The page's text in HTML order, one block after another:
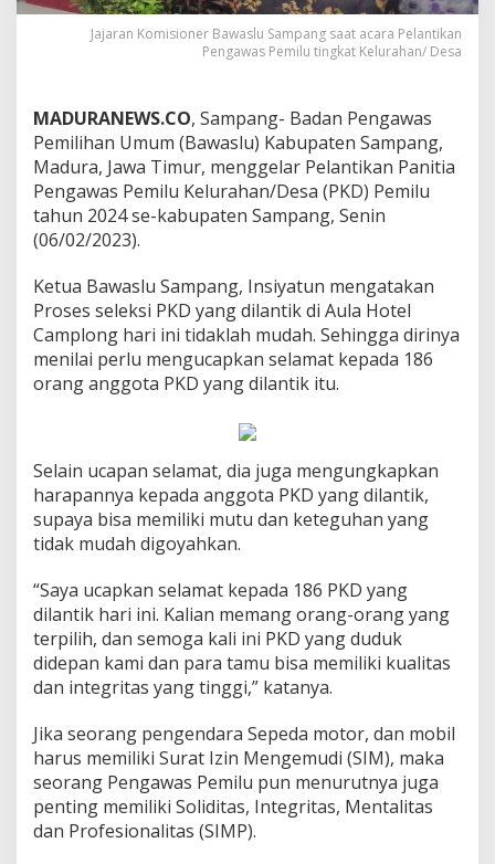
Jajaran Komisioner Bawaslu Sampang saat acara Pelantikan
Pengawas Pemilu tingkat Kelurahan/ Desa
MADURANEWS.CO, Sampang- Badan Pengawas
Pemilihan Umum (Bawaslu) Kabupaten Sampang,
Madura, Jawa Timur, menggelar Pelantikan Panitia
Pengawas Pemilu Kelurahan/Desa (PKD) Pemilu
tahun 2024 se-kabupaten Sampang, Senin
(06/02/2023).
Ketua Bawaslu Sampang, Insiyatun mengatakan
Proses seleksi PKD yang dilantik di Aula Hotel
Camplong hari ini tidaklah mudah. Sehingga dirinya
menilai perlu mengucapkan selamat kepada 186
orang anggota PKD yang dilantik itu.
Selain ucapan selamat, dia juga mengungkapkan
harapannya kepada anggota PKD yang dilantik,
supaya bisa memiliki mutu dan keteguhan yang
tidak mudah digoyahkan.
“Saya ucapkan selamat kepada 186 PKD yang
dilantik hari ini. Kalian memang orang-orang yang
terpilih, dan semoga kali ini PKD yang duduk
didepan kami dan para tamu bisa memiliki kualitas
dan integritas yang tinggi,” katanya.
Jika seorang pengendara Sepeda motor, dan mobil
harus memiliki Surat Izin Mengemudi (SIM), maka
seorang Pengawas Pemilu pun menurutnya juga
penting memiliki Soliditas, Integritas, Mentalitas
dan Profesionalitas (SIMP).